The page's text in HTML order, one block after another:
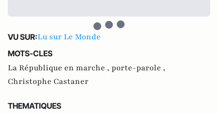
VU SUR:Lu sur Le Monde
MOTS-CLES
La République en marche , porte-parole ,
Christophe Castaner
THEMATIQUES